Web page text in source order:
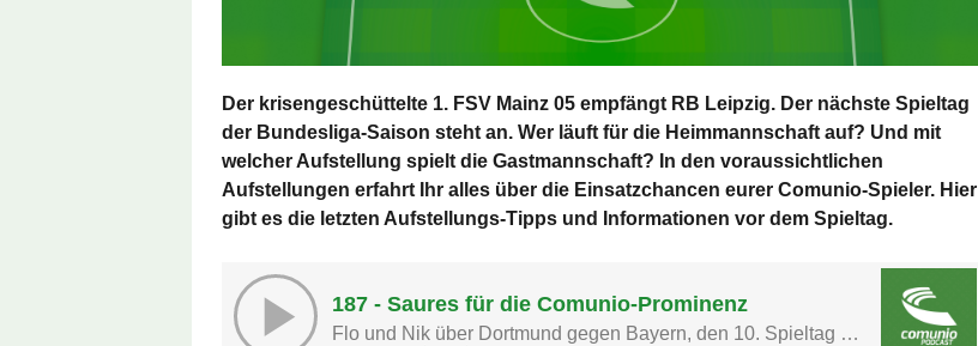
Der krisengeschüttelte 1. FSV Mainz 05 empfängt RB Leipzig. Der nächste Spieltag
der Bundesliga-Saison steht an. Wer läuft für die Heimmannschaft auf? Und mit
welcher Aufstellung spielt die Gastmannschaft? In den voraussichtlichen
Aufstellungen erfahrt Ihr alles über die Einsatzchancen eurer Comunio-Spieler. Hier
gibt es die letzten Aufstellungs-Tipps und Informationen vor dem Spieltag.